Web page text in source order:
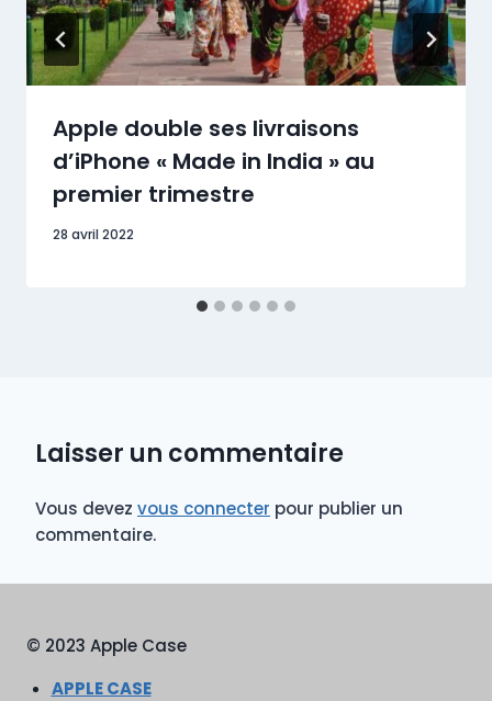
Apple double ses livraisons
d’iPhone « Made in India » au
premier trimestre
28 avril 2022
Laisser un commentaire
Vous devez vous connecter pour publier un
commentaire.
© 2023 Apple Case
APPLE CASE